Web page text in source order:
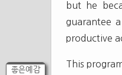
좋은예감
but he
guarantee
productive
This